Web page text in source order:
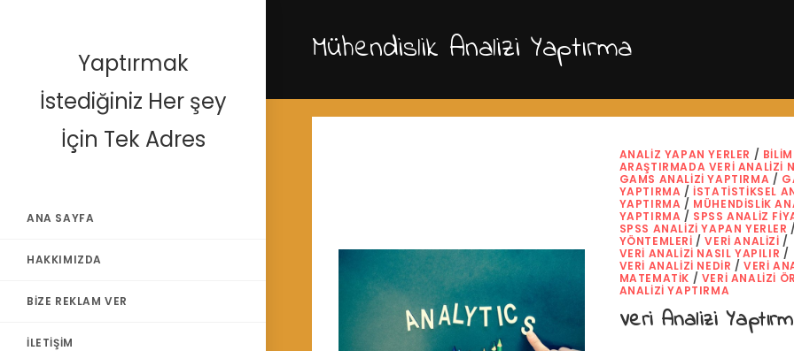
content
Yaptırmak
İstediğiniz Her şey
İçin Tek Adres
ANA SAYFA
HAKKIMIZDA
BIZE REKLAM VER
İLETIŞIM
Mühendislik Analizi Yaptırma
ANALIZ YAPAN YERLER /
ARAŞTIRMADA VERI ANALIZI
GAMS ANALIZI YAPTIRMA /
YAPTIRMA /İSTATISTIKSEL
YAPTIRMA / MÜHENDISLIK
YAPTIRMA / SPSS ANALIZ
SPSS ANALIZI YAPAN YERLER
YÖNTEMLERI /VERI ANALIZI /
VERI ANALIZI NASIL YAPILIR /
VERI ANALIZI NEDIR /VERI
MATEMATIK / VERI ANALIZI
ANALIZI YAPTIRMA
Veri Analizi